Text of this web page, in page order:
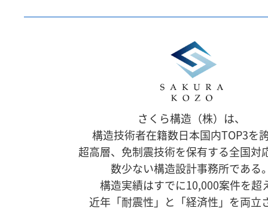
さくら構造（株）は、
構造技術者在籍数日本国内TOP3を
超高層、免制震技術を保有する全国対
数少ない構造設計事務所である
構造実績はすでに10,000案件を超
近年「耐震性」と「経済性」を両立